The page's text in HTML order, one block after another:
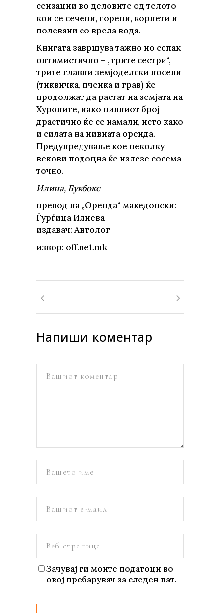
сензации во деловите од телото
кои се сечени, горени, корнети и
полевани со врела вода.
Книгата завршува тажно но сепак
оптимистично – „трите сестри“,
трите главни земјоделски посеви
(тиквичка, пченка и грав) ќе
продолжат да растат на земјата на
Хуроните, иако нивниот број
драстично ќе се намали, исто како
и силата на нивната оренда.
Предупредување кое неколку
векови подоцна ќе излезе сосема
точно.
Илина, Букбокс
превод на „Оренда“ македонски:
Ѓурѓица Илиева
издавач: Антолог
извор: off.net.mk
Напиши коментар
Зачувај ги моите податоци во
овој пребарувач за следен пат.